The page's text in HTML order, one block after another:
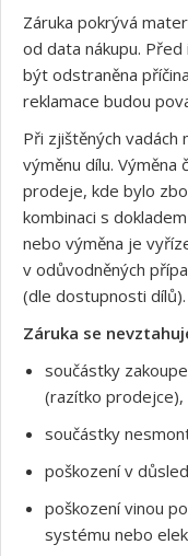
Záruka pokrývá
od data nákupu.
být odstraněna
reklamace budou
Při zjištěných vadách
výměnu dílu. Výměna
prodeje, kde bylo
kombinaci s
nebo výměna je
v odůvodněných
(dle dostupnosti dílů).
Záruka se
součástky
(razítko prodejce),
součástky
poškození v
poškození vinou
systému nebo